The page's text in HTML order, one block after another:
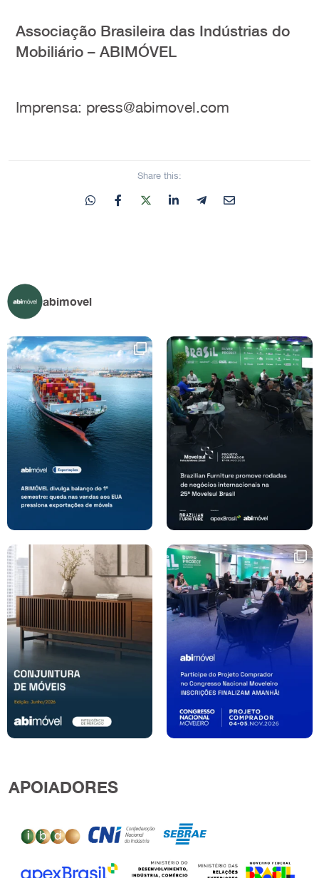
Associação Brasileira das Indústrias do
Mobiliário – ABIMÓVEL
Imprensa: press@abimovel.com
Share this:
abimovel
APOIADORES